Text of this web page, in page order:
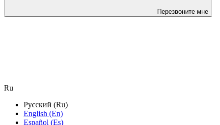
Перезвоните мне
Ru
Русский (Ru)
English (En)
Español (Es)